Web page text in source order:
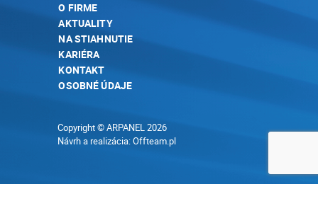
O FIRME
AKTUALITY
NA STIAHNUTIE
KARIÉRA
KONTAKT
OSOBNÉ ÚDAJE
Copyright © ARPANEL 2026
Návrh a realizácia:Offteam.pl